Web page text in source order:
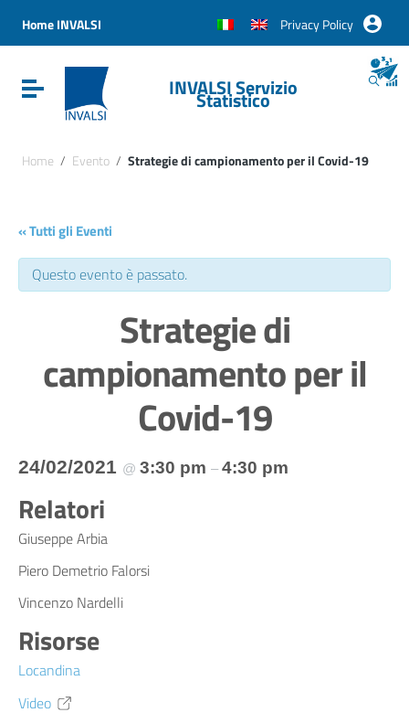
Vai al menu di navigazione
Vai al footer
Home INVALSI Privacy Policy
Attiva / disattiva la navigazioneINVALSI Servizio
Statistico
Home / Evento / Strategie di campionamento per il Covid-19
« Tutti gli Eventi
Questo evento è passato.
Strategie di
campionamento per il
Covid-19
24/02/2021 @ 3:30 pm – 4:30 pm
Relatori
Giuseppe Arbia
Piero Demetrio Falorsi
Vincenzo Nardelli
Risorse
Locandina
Video